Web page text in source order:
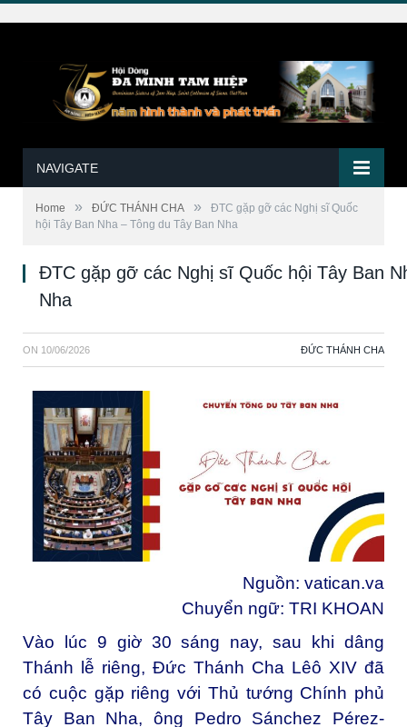
NAVIGATE
Home » ĐỨC THÁNH CHA »
ĐTC gặp gỡ các Nghị sĩ Quốc
hội Tây Ban Nha – Tông du Tây Ban Nha
ĐTC gặp gỡ các Nghị sĩ Quốc hội Tây Ban
Nha
ON 10/06/2026 ĐỨC THÁNH CHA
Nguồn: vatican.va
Chuyển ngữ: TRI KHOAN
Vào lúc 9 giờ 30 sáng nay, sau khi dâng
Thánh lễ riêng, Đức Thánh Cha Lêô XIV đã
có cuộc gặp riêng với Thủ tướng Chính phủ
Tây Ban Nha, ông Pedro Sánchez Pérez-